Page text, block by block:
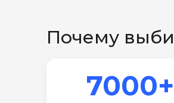
Почему
7000+